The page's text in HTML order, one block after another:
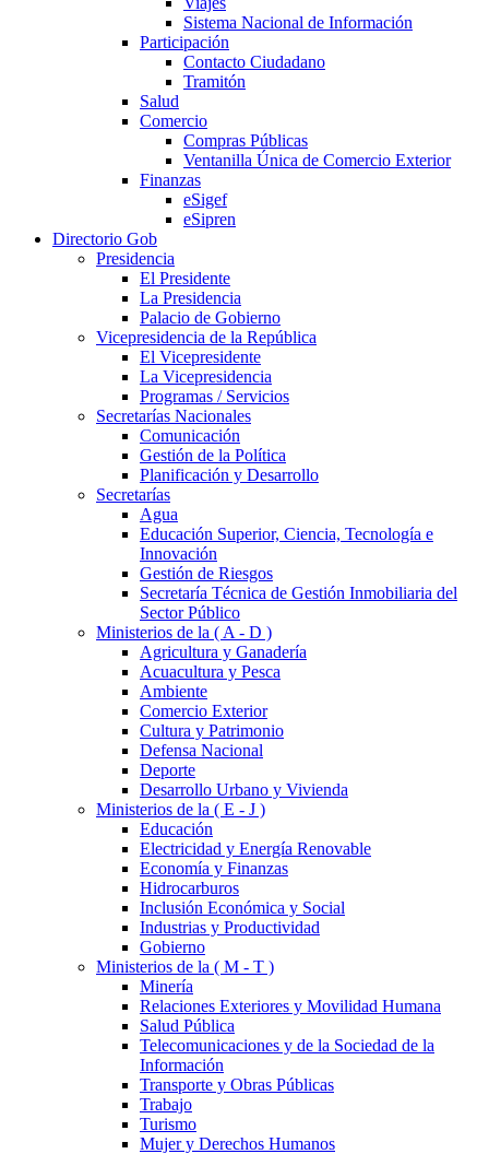
Sistema Nacional de Información
Participación
Contacto Ciudadano
Tramitón
Salud
Comercio
Compras Públicas
Ventanilla Única de Comercio Exterior
Finanzas
eSigef
eSipren
Directorio Gob
Presidencia
El Presidente
La Presidencia
Palacio de Gobierno
Vicepresidencia de la República
El Vicepresidente
La Vicepresidencia
Programas / Servicios
Secretarías Nacionales
Comunicación
Gestión de la Política
Planificación y Desarrollo
Secretarías
Agua
Educación Superior, Ciencia, Tecnología e
Innovación
Gestión de Riesgos
Secretaría Técnica de Gestión Inmobiliaria del
Sector Público
Ministerios de la ( A - D )
Agricultura y Ganadería
Acuacultura y Pesca
Ambiente
Comercio Exterior
Cultura y Patrimonio
Defensa Nacional
Deporte
Desarrollo Urbano y Vivienda
Ministerios de la ( E - J )
Educación
Electricidad y Energía Renovable
Economía y Finanzas
Hidrocarburos
Inclusión Económica y Social
Industrias y Productividad
Gobierno
Ministerios de la ( M - T )
Minería
Relaciones Exteriores y Movilidad Humana
Salud Pública
Telecomunicaciones y de la Sociedad de la
Información
Transporte y Obras Públicas
Trabajo
Turismo
Mujer y Derechos Humanos